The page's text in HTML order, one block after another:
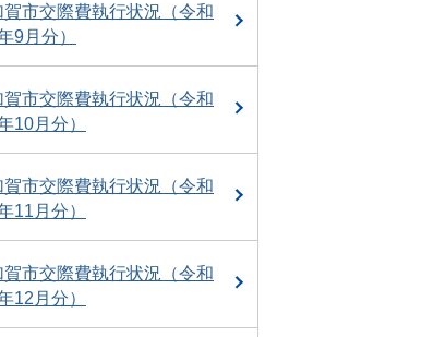
賀市交際費執行状況（令和
9月分）
賀市交際費執行状況（令和
10月分）
賀市交際費執行状況（令和
11月分）
賀市交際費執行状況（令和
12月分）